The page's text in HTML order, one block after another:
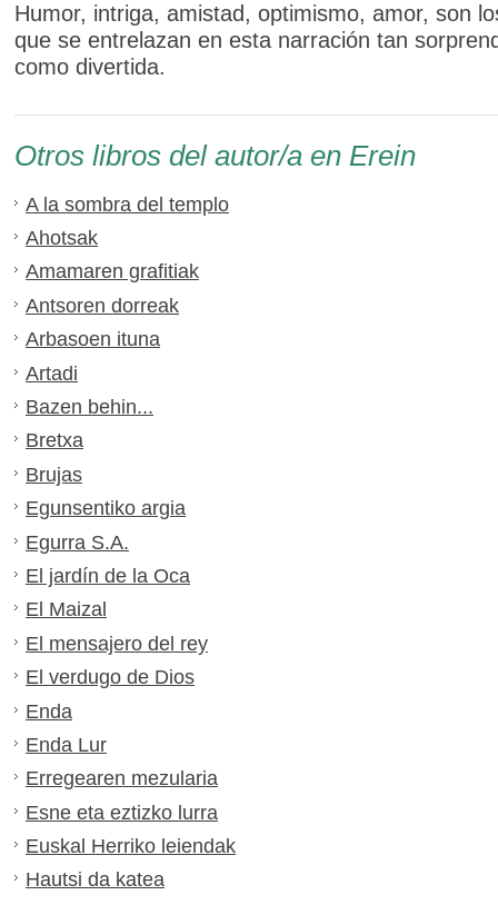
Humor, intriga, amistad, optimismo, amor, son
que se entrelazan en esta narración tan
como divertida.
Otros libros del autor/a en Erein
A la sombra del templo
Ahotsak
Amamaren grafitiak
Antsoren dorreak
Arbasoen ituna
Artadi
Bazen behin...
Bretxa
Brujas
Egunsentiko argia
Egurra S.A.
El jardín de la Oca
El Maizal
El mensajero del rey
El verdugo de Dios
Enda
Enda Lur
Erregearen mezularia
Esne eta eztizko lurra
Euskal Herriko leiendak
Hautsi da katea